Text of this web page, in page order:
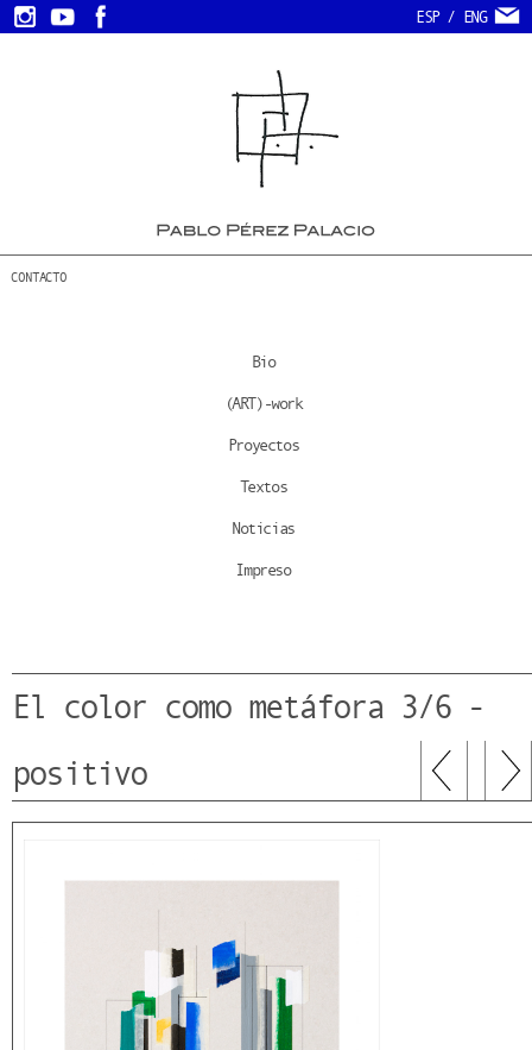
ESP/ ENG
CONTACTO
Bio
(ART)-work
Proyectos
Textos
Noticias
Impreso
El color como metáfora 3/6 -
positivo